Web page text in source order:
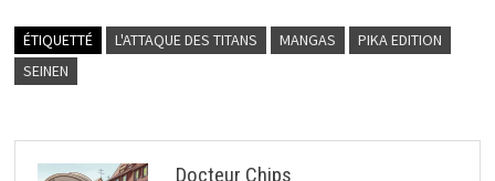
ÉTIQUETTÉ L'ATTAQUE DES TITANS MANGAS
PIKA EDITION
SEINEN
Docteur Chips